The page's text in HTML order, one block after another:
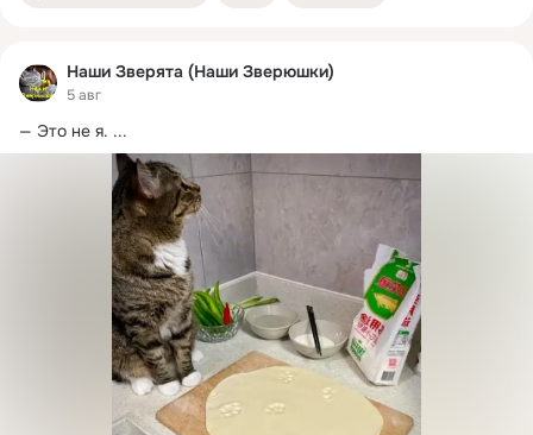
Наши Зверята (Наши Зверюшки)
5 авг
— Это не я. ...